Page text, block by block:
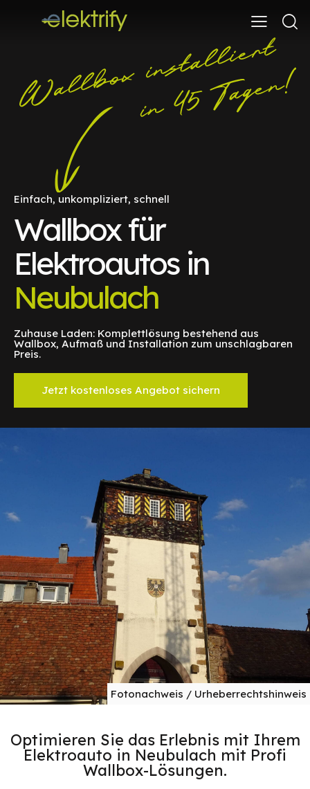
Einfach, unkompliziert, schnell
Wallbox für
Elektroautos in
Neubulach
Zuhause Laden: Komplettlösung bestehend aus
Wallbox, Aufmaß und Installation zum unschlagbaren
Preis.
Jetzt kostenloses Angebot sichern
Fotonachweis / Urheberrechtshinweis
Optimieren Sie das Erlebnis mit Ihrem
Elektroauto in Neubulach mit Profi
Wallbox-Lösungen.